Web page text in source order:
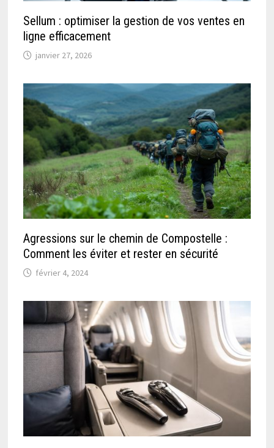
Sellum : optimiser la gestion de vos ventes en
ligne efficacement
janvier 27, 2026
Agressions sur le chemin de Compostelle :
Comment les éviter et rester en sécurité
février 4, 2024